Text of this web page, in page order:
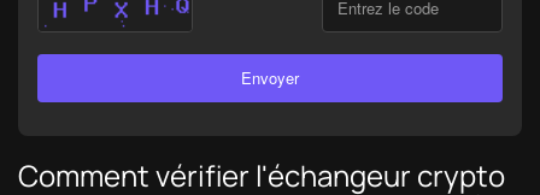
Envoyer
Comment vérifier l'échangeur crypto